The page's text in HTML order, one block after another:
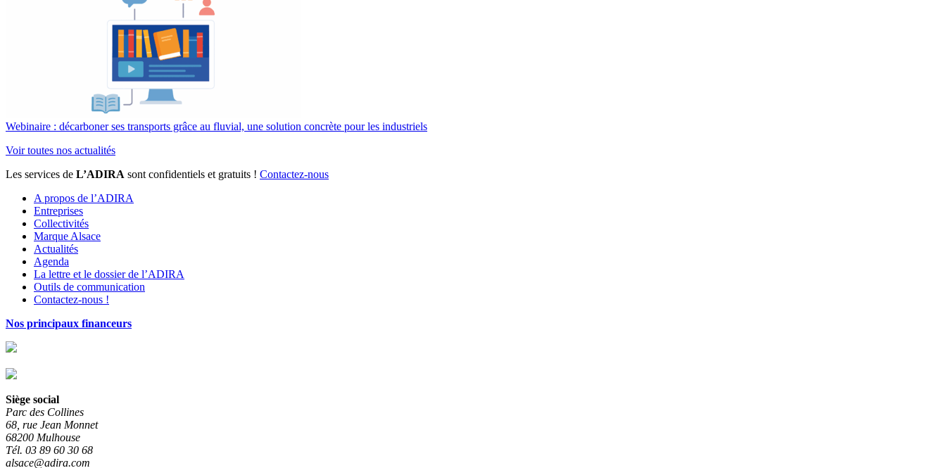
Webinaire : décarboner ses transports grâce au fluvial, une solution concrète pour les industriels
Voir toutes nos actualités
Les services de L’ADIRA sont confidentiels et gratuits ! Contactez-nous
A propos de l’ADIRA
Entreprises
Collectivités
Marque Alsace
Actualités
Agenda
La lettre et le dossier de l’ADIRA
Outils de communication
Contactez-nous !
Nos principaux financeurs
Siège social
Parc des Collines
68, rue Jean Monnet
68200 Mulhouse
Tél. 03 89 60 30 68
alsace@adira.com